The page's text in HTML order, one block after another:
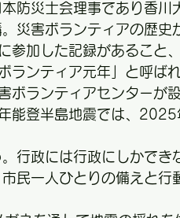
防災士会理事であり香川
災害ボランティアの歴史
加した記録があること、
ランティア元年」と呼ば
ボランティアセンターが
能登半島地震では、2025
行政には行政にしかでき
民一人ひとりの備えと行